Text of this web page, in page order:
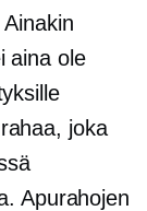
aina ole
joka
Apurahojen